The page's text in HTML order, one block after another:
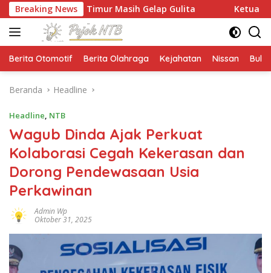
Langsung
ke
konten
Breaking News
Timur Masih Gelap Gulita Ketua HMPS Magister
Berita Otomotif Berita Olahraga Kejahatan Nissan
Beranda Headline
Headline, NTB
Wagub Dinda Ajak Perkuat
Kolaborasi Cegah Kekerasan dan
Dorong Pendewasaan Usia
Perkawinan
Admin Wp
Oktober 31, 2025